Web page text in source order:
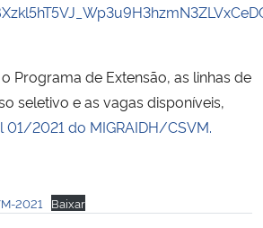
Programa de Extensão, as linhas de
seletivo e as vagas disponíveis,
01/2021 do MIGRAIDH/CSVM.
2021 Baixar